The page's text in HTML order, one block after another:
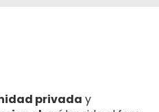
privada y